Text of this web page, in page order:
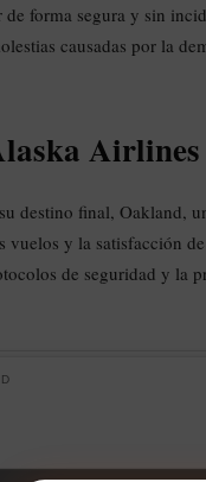
forma segura y sin
causadas por la
Airlines
destino final, Oakland,
vuelos y la satisfacción
de seguridad y la